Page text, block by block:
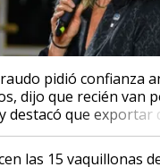
pidió confianza
dijo que recién van
destacó que exportar
unos pocos":
muy claro del
las 15 vaquillonas